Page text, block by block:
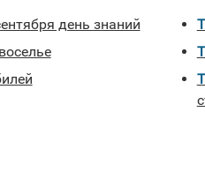
день знаний
Тосты про строителей ко дню